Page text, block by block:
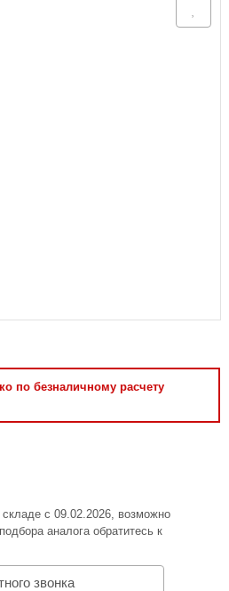
по безналичному расчету
с 09.02.2026, возможно
аналога обратитесь к
звонка